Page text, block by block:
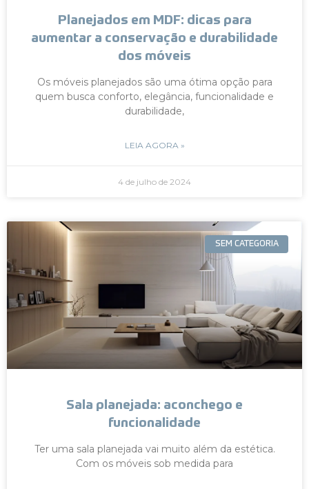
Planejados em MDF: dicas para
aumentar a conservação e durabilidade
dos móveis
Os móveis planejados são uma ótima opção para
quem busca conforto, elegância, funcionalidade e
durabilidade,
LEIA AGORA »
4 de julho de 2024
SEM CATEGORIA
Sala planejada: aconchego e
funcionalidade
Ter uma sala planejada vai muito além da estética.
Com os móveis sob medida para